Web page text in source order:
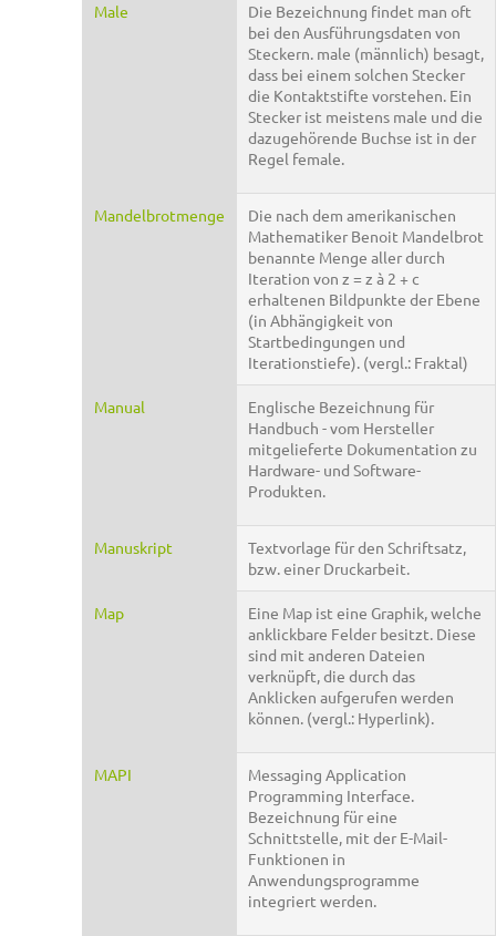
Male
Die Bezeichnung findet man oft
bei den Ausführungsdaten von
Steckern. male (männlich) besagt,
dass bei einem solchen Stecker
die Kontaktstifte vorstehen. Ein
Stecker ist meistens male und die
dazugehörende Buchse ist in der
Regel female.
Mandelbrotmenge
Die nach dem amerikanischen
Mathematiker Benoit Mandelbrot
benannte Menge aller durch
Iteration von z = z à 2 + c
erhaltenen Bildpunkte der Ebene
(in Abhängigkeit von
Startbedingungen und
Iterationstiefe). (vergl.: Fraktal)
Manual
Englische Bezeichnung für
Handbuch - vom Hersteller
mitgelieferte Dokumentation zu
Hardware- und Software-
Produkten.
Manuskript
Textvorlage für den Schriftsatz,
bzw. einer Druckarbeit.
Map
Eine Map ist eine Graphik, welche
anklickbare Felder besitzt. Diese
sind mit anderen Dateien
verknüpft, die durch das
Anklicken aufgerufen werden
können. (vergl.: Hyperlink).
MAPI
Messaging Application
Programming Interface.
Bezeichnung für eine
Schnittstelle, mit der E-Mail-
Funktionen in
Anwendungsprogramme
integriert werden.